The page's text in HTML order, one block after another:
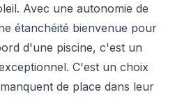
Avec une autonomie de
étanchéité bienvenue pour
d'une piscine, c'est un
C'est un choix
de place dans leur